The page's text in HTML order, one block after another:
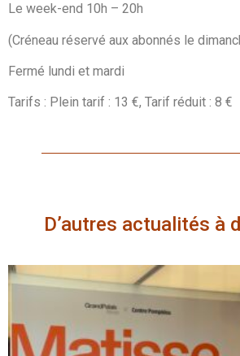
Le week-end 10h – 20h
(Créneau réservé aux abonnés le
Fermé lundi et mardi
Tarifs : Plein tarif : 13 €, Tarif réduit : 8 €
D’autres actualités à